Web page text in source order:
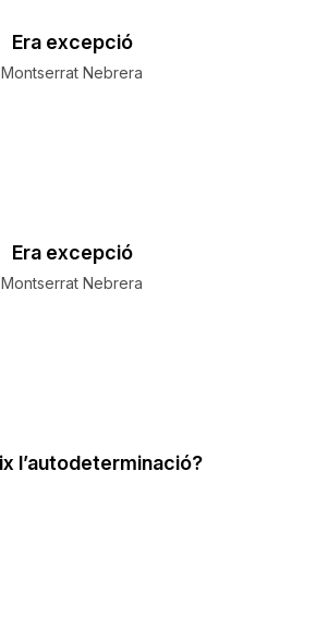
​Era excepció
Montserrat Nebrera
​Era excepció
Montserrat Nebrera
l’autodeterminació?